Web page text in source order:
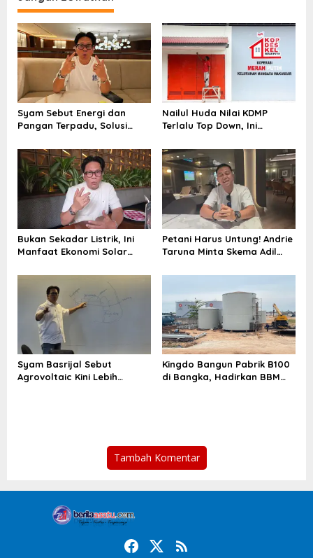
a
s
i
p
o
s
Syam Sebut Energi dan
Pangan Terpadu, Solusi
Nailul Huda Nilai KDMP
Terlalu Top Down, Ini
Bukan Sekadar Listrik, Ini
Manfaat Ekonomi Solar
Petani Harus Untung! Andrie
Taruna Minta Skema Adil
Syam Basrijal Sebut
Agrovoltaic Kini Lebih
Kingdo Bangun Pabrik B100
di Bangka, Hadirkan BBM
Tambah Komentar